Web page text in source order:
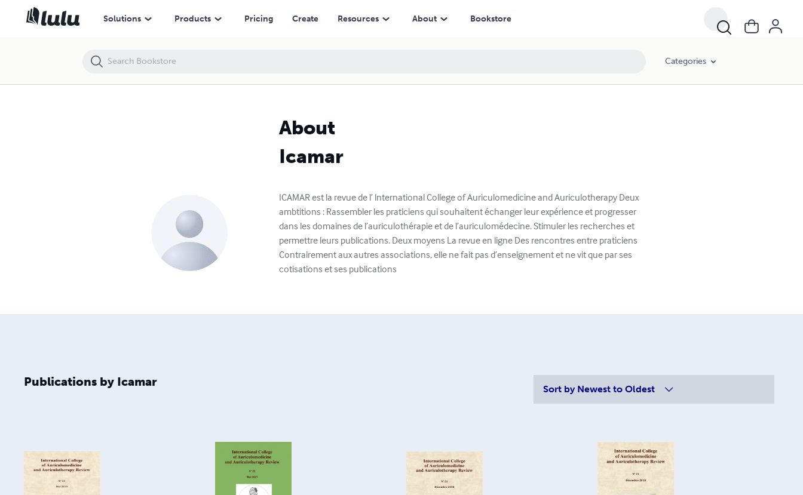
Solutions Products Pricing Create Resources About Bookstore
Categories
About
Icamar
ICAMAR est la revue de l’ lnternational College of Auriculomedicine and Auriculotherapy Deux
ambtitions : Rassembler les praticiens qui souhaitent échanger leur expérience et progresser
dans les domaines de l’auriculothérapie et de l’auriculomédecine. Stimuler les recherches et
permettre leurs publications. Deux moyens La revue en ligne Des rencontres entre praticiens
Contrairement aux autres associations, elle ne fait pas d’enseignement et ne vit que par ses
cotisations et ses publications
Publications by Icamar
Sort by Newest to Oldest